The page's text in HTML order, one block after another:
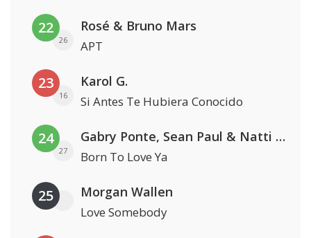
22
26
Rosé & Bruno Mars
APT
23
16
Karol G.
Si Antes Te Hubiera Conocido
24
27
Gabry Ponte, Sean Paul & Natti Natasha
Born To Love Ya
25 Morgan Wallen
Love Somebody